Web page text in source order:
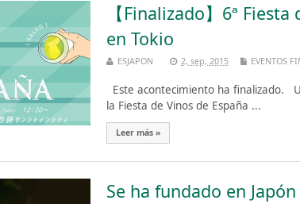
【Finalizado】6ª
en Tokio
ESJAPON 2, sep, 2015 EVENTOS
Este acontecimiento ha finalizado.
la Fiesta de Vinos de España ...
Leer más »
Se ha fundado en